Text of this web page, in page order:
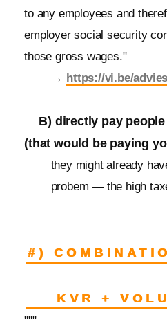
to any employees and
employer social security
those gross wages."
→https://vi.be/
B) directly pay
(that would be paying
they might already
probem — the high
#)
KVR +
"""